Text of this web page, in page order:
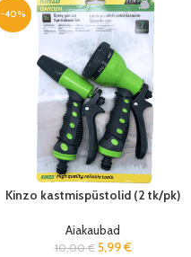
-40%
Kinzo kastmispüstolid (2 tk/pk)
Aiakaubad
10,00€ 5,99€